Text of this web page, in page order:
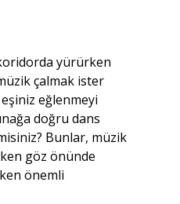
yürürken
çalmak ister
eğlenmeyi
doğru dans
Bunlar, müzik
göz önünde
önemli